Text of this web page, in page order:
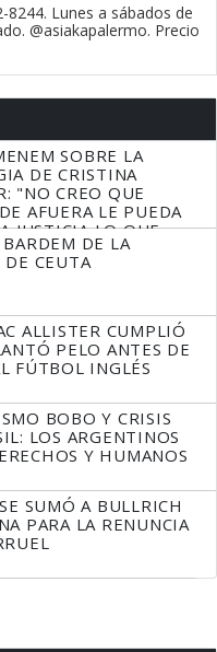
8244. Lunes a sábados de
@asiakapalermo. Precio
SOBRE LA
DE CRISTINA
"NO CREO QUE
AFUERA LE PUEDA
JUSTICIA LO QUE
HACER" DE LA
CEUTA
ALLISTER CUMPLIÓ
PELO ANTES DE
FÚTBOL INGLÉS
BOBO Y CRISIS
LOS ARGENTINOS
Y HUMANOS
SUMÓ A BULLRICH
PARA LA RENUNCIA